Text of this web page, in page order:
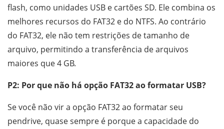
flash, como unidades USB e cartões SD. Ele combina os
melhores recursos do FAT32 e do NTFS. Ao contrário
do FAT32, ele não tem restrições de tamanho de
arquivo, permitindo a transferência de arquivos
maiores que 4 GB.
P2: Por que não há opção FAT32 ao formatar USB?
Se você não vir a opção FAT32 ao formatar seu
pendrive, quase sempre é porque a capacidade do